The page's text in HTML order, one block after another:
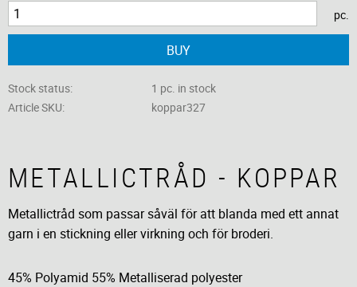
pc.
BUY
Stock status
1 pc. in stock
Article SKU
koppar327
METALLICTRÅD - KOPPAR
Metallictråd som passar såväl för att blanda med ett annat
garn i en stickning eller virkning och för broderi.
45% Polyamid 55% Metalliserad polyester